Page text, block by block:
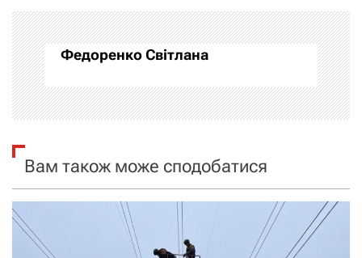
а
ц
і
а
Федоренко Світлана
Вам також може сподобатися